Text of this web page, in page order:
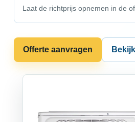
Laat de richtprijs opnemen in de
Offerte aanvragen